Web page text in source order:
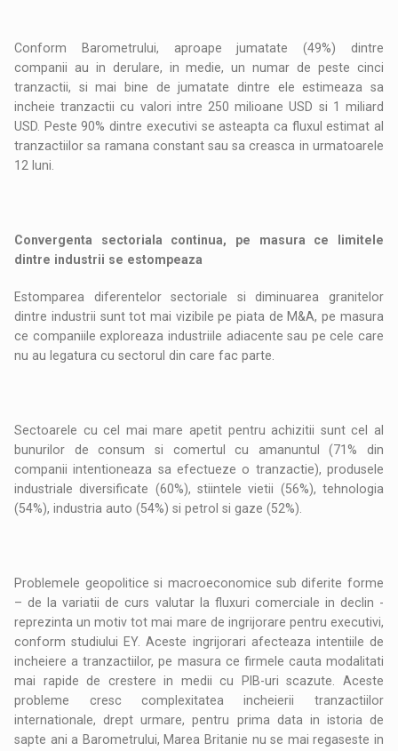
Conform Barometrului, aproape jumatate (49%) dintre
companii au in derulare, in medie, un numar de peste cinci
tranzactii, si mai bine de jumatate dintre ele estimeaza sa
incheie tranzactii cu valori intre 250 milioane USD si 1 miliard
USD. Peste 90% dintre executivi se asteapta ca fluxul estimat al
tranzactiilor sa ramana constant sau sa creasca in urmatoarele
12 luni.
Convergenta sectoriala continua, pe masura ce limitele
dintre industrii se estompeaza
Estomparea diferentelor sectoriale si diminuarea granitelor
dintre industrii sunt tot mai vizibile pe piata de M&A, pe masura
ce companiile exploreaza industriile adiacente sau pe cele care
nu au legatura cu sectorul din care fac parte.
Sectoarele cu cel mai mare apetit pentru achizitii sunt cel al
bunurilor de consum si comertul cu amanuntul (71% din
companii intentioneaza sa efectueze o tranzactie), produsele
industriale diversificate (60%), stiintele vietii (56%), tehnologia
(54%), industria auto (54%) si petrol si gaze (52%).
Problemele geopolitice si macroeconomice sub diferite forme
– de la variatii de curs valutar la fluxuri comerciale in declin -
reprezinta un motiv tot mai mare de ingrijorare pentru executivi,
conform studiului EY. Aceste ingrijorari afecteaza intentiile de
incheiere a tranzactiilor, pe masura ce firmele cauta modalitati
mai rapide de crestere in medii cu PIB-uri scazute. Aceste
probleme cresc complexitatea incheierii tranzactiilor
internationale, drept urmare, pentru prima data in istoria de
sapte ani a Barometrului, Marea Britanie nu se mai regaseste in